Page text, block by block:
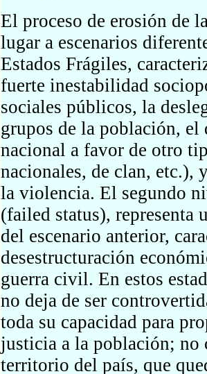
El proceso de erosión de
lugar a escenarios
Estados Frágiles,
fuerte inestabilidad
sociales públicos, la
grupos de la población,
nacional a favor de otro
nacionales, de clan, etc.),
la violencia. El segundo
(failed status), representa
del escenario anterior,
desestructuración
guerra civil. En estos
no deja de ser
toda su capacidad para
justicia a la población; no
territorio del país, que